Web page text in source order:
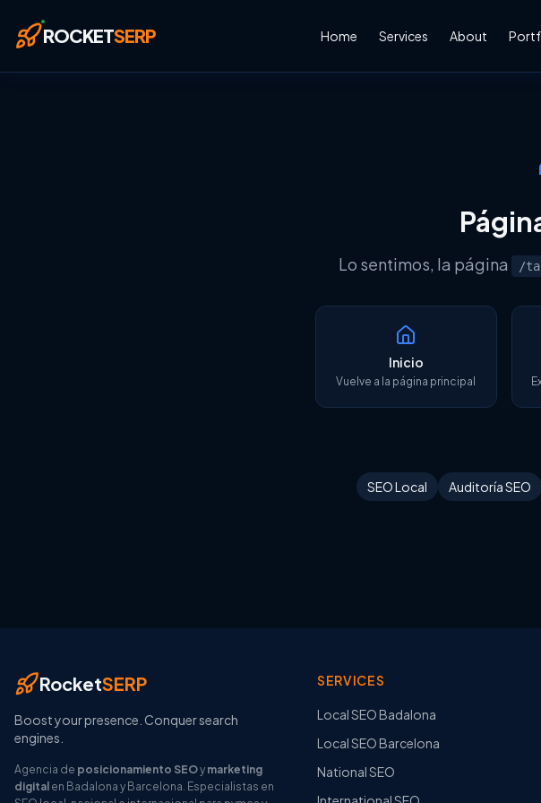
ROCKETSERP Home Services About
Lo sentimos, la página /
Inicio
Vuelve a la página principal
SEO Local Auditoría SEO
RocketSERP
Boost your presence. Conquer search
engines.
Agencia de posicionamiento SEOy marketing
digital en Badalona y Barcelona. Especialistas en
SERVICES
Local SEO Badalona
Local SEO Barcelona
National SEO